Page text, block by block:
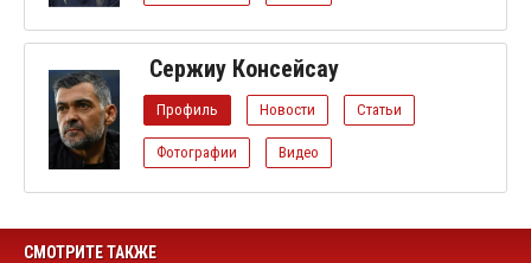
Сержиу Консейсау
Профиль Новости Статьи
Фотографии Видео
СМОТРИТЕ ТАКЖЕ